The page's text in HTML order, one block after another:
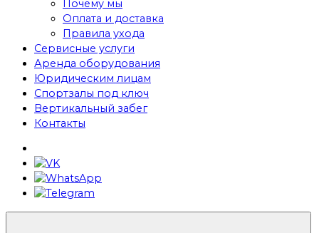
Почему мы
Оплата и доставка
Правила ухода
Сервисные услуги
Аренда оборудования
Юридическим лицам
Спортзалы под ключ
Вертикальный забег
Контакты